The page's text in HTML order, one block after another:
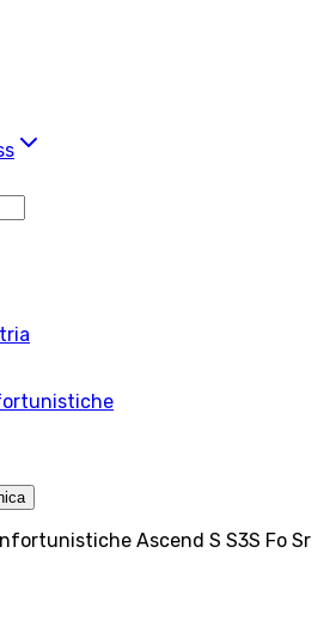
Ascend S S3S Fo Sr